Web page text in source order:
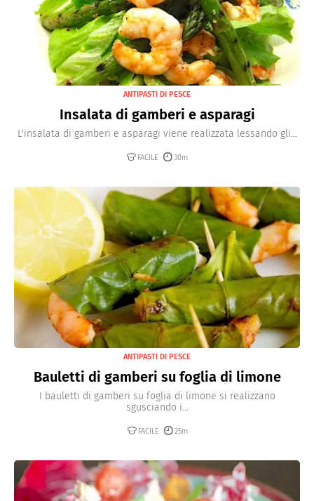
ANTIPASTI DI PESCE
Insalata di gamberi e asparagi
L'insalata di gamberi e asparagi viene realizzata lessando gli...
FACILE 30m
ANTIPASTI DI PESCE
Bauletti di gamberi su foglia di limone
I bauletti di gamberi su foglia di limone si realizzano
sgusciando i...
FACILE 25m